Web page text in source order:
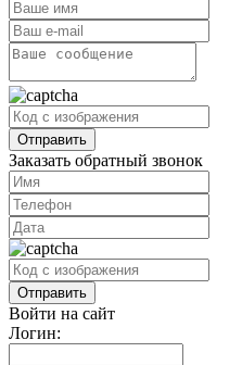
Заказать обратный звонок
Войти на сайт
Логин: